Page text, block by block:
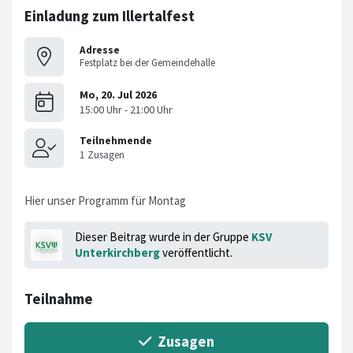
Einladung zum Illertalfest
Adresse
Festplatz bei der Gemeindehalle
Hier unser Programm für Montag
Dieser Beitrag wurde in der Gruppe KSV
Unterkirchbergveröffentlicht.